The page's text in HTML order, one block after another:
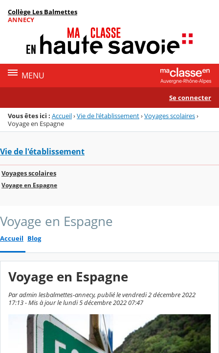
Menu de la rubrique
Contenu
Collège Les Balmettes
ANNECY
MENU
Se connecter
Vous êtes ici : Accueil›Vie de l'établissement›Voyages scolaires›
Voyage en Espagne
Vie de l'établissement
Voyages scolaires
Voyage en Espagne
Voyage en Espagne
Accueil Blog
Voyage en Espagne
Par admin lesbalmettes-annecy, publié le vendredi 2 décembre 2022
17:13 - Mis à jour le lundi 5 décembre 2022 07:47